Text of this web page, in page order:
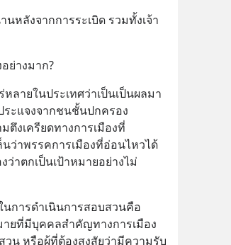
หลังจากการระเบิด รวมทั้งเจ้า
ย่างมาก?
ลายในประเทศว่าเป็นเป็นผลมา
ะแจงจากชนชั้นปกครอง
ตึงเครียดทางการเมืองที่
ว่าพรรคการเมืองที่อ่อนไหวได้
าตกเป็นเป้าหมายอย่างไม่
การดำเนินการสอบสวนคือ
ยที่มีบุคคลสำคัญทางการเมือง
น หรือผู้ที่ต้องสงสัยว่ามีความรับ